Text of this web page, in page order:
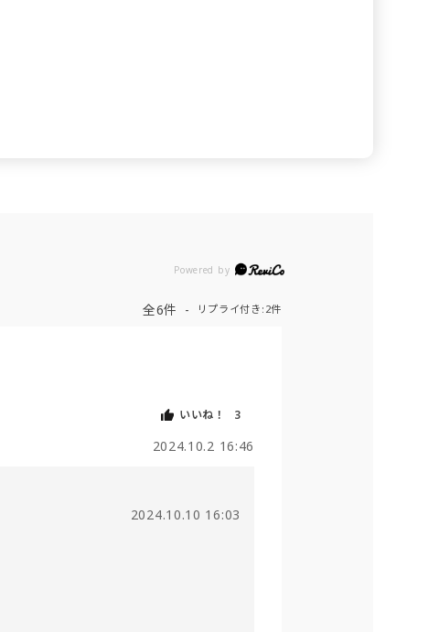
Powered by
全6件 リプライ付き:2件
いいね！ 3
2024.10.2 16:46
2024.10.10 16:03